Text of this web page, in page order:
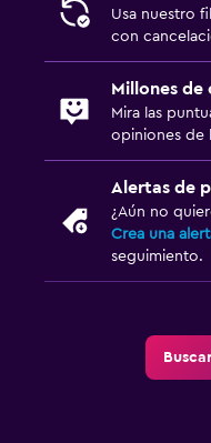
Usa nuestro
con
Millones de
Mira las
opiniones de
Alertas de
¿Aún no
Crea una
seguimiento.